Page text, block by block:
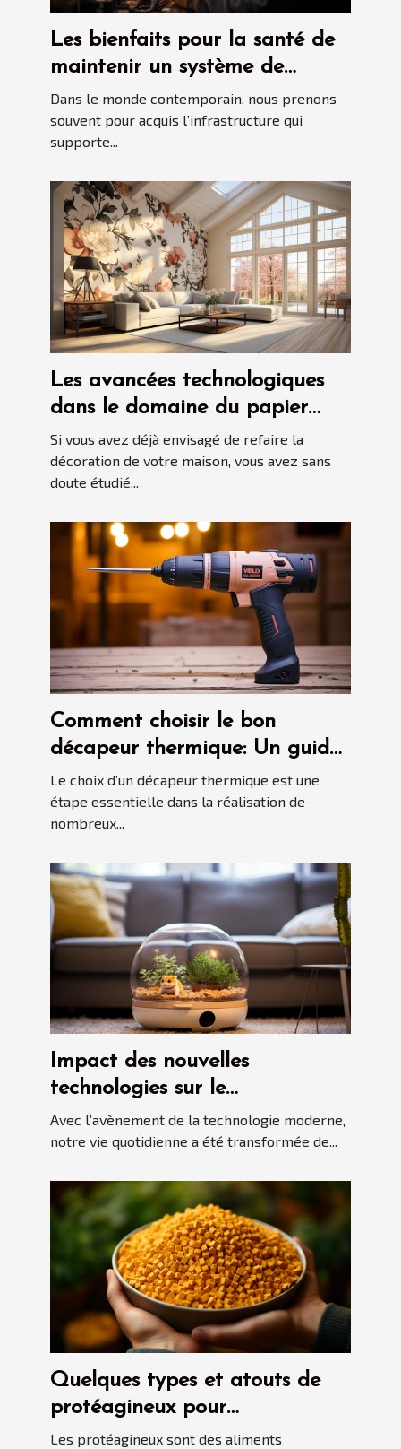
Les bienfaits pour la santé de
maintenir un système de
plomberie propre avec le
débouchage d'urgence
Dans le monde contemporain, nous prenons
souvent pour acquis l’infrastructure qui
supporte...
Les avancées technologiques
dans le domaine du papier
peint sur-mesure
Si vous avez déjà envisagé de refaire la
décoration de votre maison, vous avez sans
doute étudié...
Comment choisir le bon
décapeur thermique: Un guide
détaillé
Le choix d’un décapeur thermique est une
étape essentielle dans la réalisation de
nombreux...
Impact des nouvelles
technologies sur le
développement des robots
aspirateurs automatiques
Avec l’avènement de la technologie moderne,
notre vie quotidienne a été transformée de...
Quelques types et atouts de
protéagineux pour
l'alimentation des animaux
Les protéagineux sont des aliments